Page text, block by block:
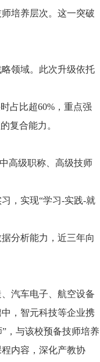
培养层次。这一突破
领域。此次升级依托
占比超60%，重点强
复合能力。
高级职称、高级技师
，实现“学习-实践-就
分析能力，近三年向
汽车电子、航空设备
，智元科技等企业携
，与该校预备技师培养
内容，深化产教协